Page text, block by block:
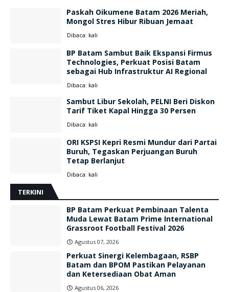
Paskah Oikumene Batam 2026 Meriah,
Mongol Stres Hibur Ribuan Jemaat
Dibaca: kali
BP Batam Sambut Baik Ekspansi Firmus
Technologies, Perkuat Posisi Batam
sebagai Hub Infrastruktur AI Regional
Dibaca: kali
Sambut Libur Sekolah, PELNI Beri Diskon
Tarif Tiket Kapal Hingga 30 Persen
Dibaca: kali
ORI KSPSI Kepri Resmi Mundur dari Partai
Buruh, Tegaskan Perjuangan Buruh
Tetap Berlanjut
Dibaca: kali
TERKINI
BP Batam Perkuat Pembinaan Talenta
Muda Lewat Batam Prime International
Grassroot Football Festival 2026
Agustus 07, 2026
Perkuat Sinergi Kelembagaan, RSBP
Batam dan BPOM Pastikan Pelayanan
dan Ketersediaan Obat Aman
Agustus 06, 2026